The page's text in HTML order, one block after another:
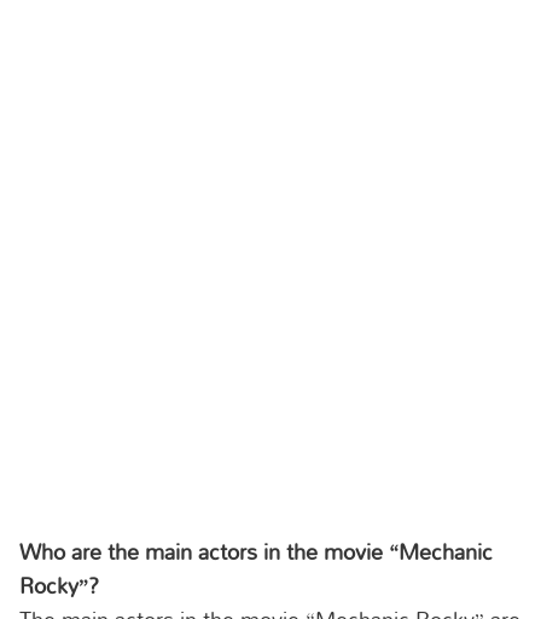
Who are the main actors in the movie “Mechanic
Rocky”?